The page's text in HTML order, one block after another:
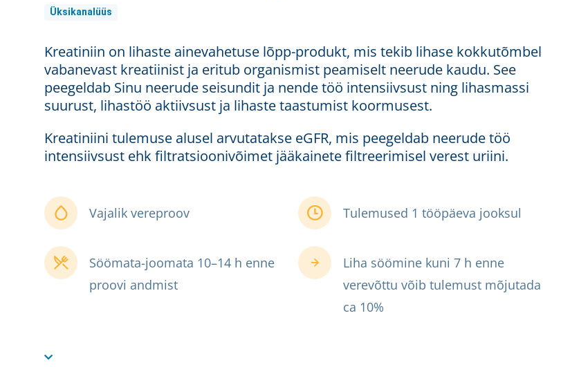
Üksikanalüüs
Kreatiniin on lihaste ainevahetuse lõpp-produkt, mis tekib lihase kokkutõmbel
vabanevast kreatiinist ja eritub organismist peamiselt neerude kaudu. See
peegeldab Sinu neerude seisundit ja nende töö intensiivsust ning lihasmassi
suurust, lihastöö aktiivsust ja lihaste taastumist koormusest.
Kreatiniini tulemuse alusel arvutatakse eGFR, mis peegeldab neerude töö
intensiivsust ehk filtratsioonivõimet jääkainete filtreerimisel verest uriini.
Vajalik vereproov Tulemused 1 tööpäeva jooksul
Söömata-joomata 10–14 h enne
proovi andmist
Liha söömine kuni 7 h enne
verevõttu võib tulemust mõjutada
ca 10%